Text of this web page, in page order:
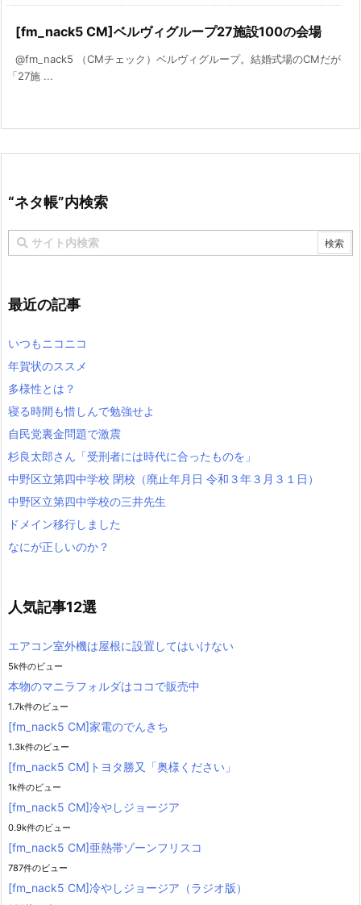
[fm_nack5 CM]ベルヴィグループ27施設100の会場
@fm_nack5 （CMチェック）ベルヴィグループ。結婚式場のCMだが
「27施 ...
“ネタ帳”内検索
最近の記事
いつもニコニコ
年賀状のススメ
多様性とは？
寝る時間も惜しんで勉強せよ
自民党裏金問題で激震
杉良太郎さん「受刑者には時代に合ったものを」
中野区立第四中学校 閉校（廃止年月日 令和３年３月３１日）
中野区立第四中学校の三井先生
ドメイン移行しました
なにが正しいのか？
人気記事12選
エアコン室外機は屋根に設置してはいけない
5k件のビュー
本物のマニラフォルダはココで販売中
1.7k件のビュー
[fm_nack5 CM]家電のでんきち
1.3k件のビュー
[fm_nack5 CM]トヨタ勝又「奥様ください」
1k件のビュー
[fm_nack5 CM]冷やしジョージア
0.9k件のビュー
[fm_nack5 CM]亜熱帯ゾーンフリスコ
787件のビュー
[fm_nack5 CM]冷やしジョージア（ラジオ版）